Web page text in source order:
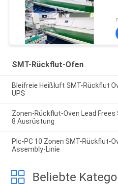
SMT-Rückflut-Ofen
Bleifreie Heißluft SMT-Rückflut
UPS
Zonen-Rückflut-Oven Lead Frees
8 Ausrüstung
Plc-PC 10 Zonen SMT-Rückflut-
Assembly-Linie
Beliebte